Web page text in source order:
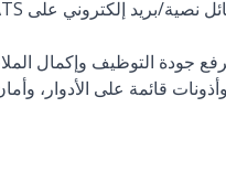
جودة التوظيف وإكمال
قائمة على الأدوار،